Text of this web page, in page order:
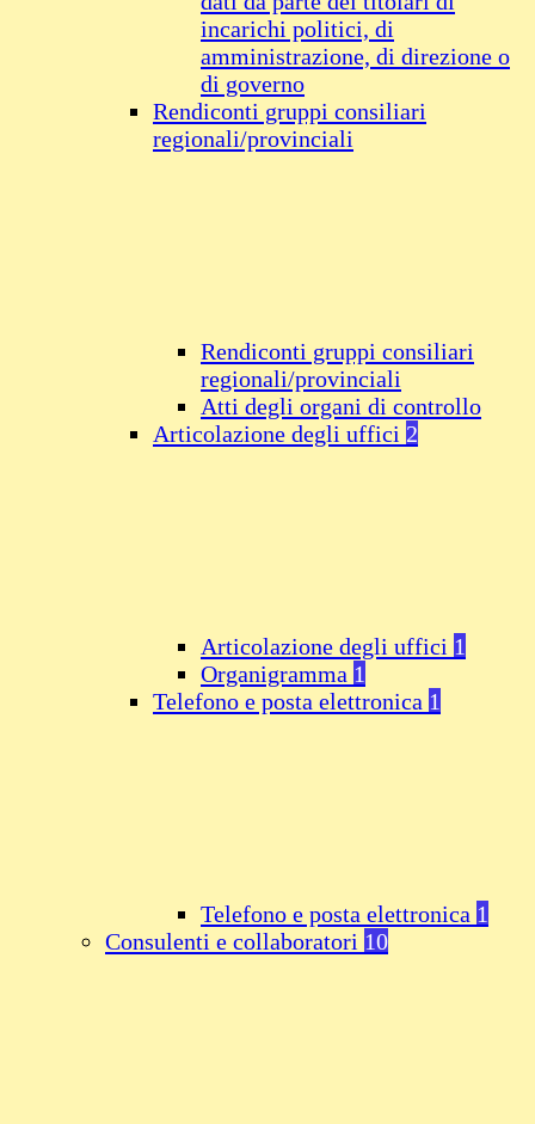
incarichi politici, di
amministrazione, di direzione o
di governo
Rendiconti gruppi consiliari
regionali/provinciali
Rendiconti gruppi consiliari
regionali/provinciali
Atti degli organi di controllo
Articolazione degli uffici 2
Articolazione degli uffici 1
Organigramma 1
Telefono e posta elettronica 1
Telefono e posta elettronica 1
Consulenti e collaboratori 10